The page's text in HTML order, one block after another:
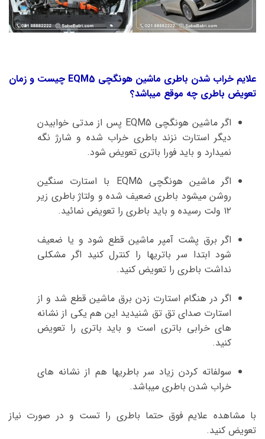
علایم خراب شدن باطری ماشین هونگچی EQM5 چیست و زمان
تعویض باطری چه موقع میباشد؟
اگر ماشین هونگچی EQM5 پس از مدتی خوابیدن
دیگر استارت نزند باطری خراب شده و شارژ نگه
نمیدارد و باید فورا باتری تعویض شود.
اگر ماشین هونگچی EQM5 با استارت سنگین
روشن میشود باطری ضعیف شده و ولتاژ باطری زیر
۱۲ ولت رسیده و باید باطری را تعویض نمائید.
اگر برق پشت آمپر ماشین قطع شود و یا ضعیف
شود ابتدا سر باتریها را کنترل کنید اگر مشکلی
نداشت باطری را تعویض کنید.
اگر در هنگام استارت زدن برق ماشین قطع شد و از
استارت صدای تق تق شنیدید این هم یکی از نشانه
های خرابی باتری است و باید باتری را تعویض
کنید.
سولفاته کردن زیاد سر باطریها هم از نشانه های
خراب شدن باطری میباشد.
با مشاهده علایم فوق حتما باطری را تست و در صورت نیاز
تعویض کنید.